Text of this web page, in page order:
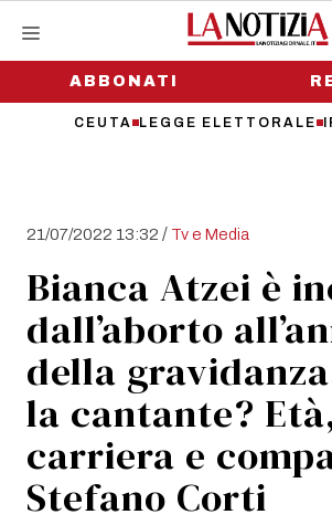
contenutoABBONATI
CEUTA LEGGE ELETTORALE
21/07/2022 13:32 / Tv e Media
Bianca Atzei è
dall’aborto
della
la cantante?
carriera e
Stefano Corti